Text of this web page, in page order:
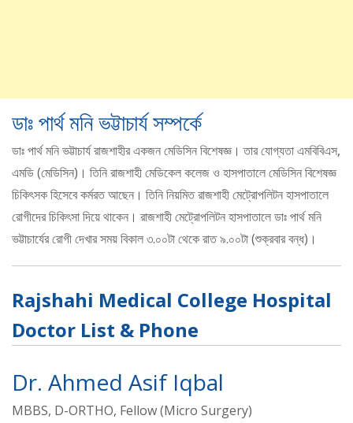
ডাঃ পার্থ মনি ভট্টাচার্য সম্পর্কে
ডাঃ পার্থ মনি ভট্টাচার্য রাজশাহীর একজন মেডিসিন বিশেষজ্ঞ। তার যোগ্যতা এমবিবিএস,
এমডি (মেডিসিন)। তিনি রাজশাহী মেডিকেল কলেজ ও হাসপাতালে মেডিসিন বিশেষজ্ঞ
চিকিৎসক হিসেবে কর্মরত আছেন। তিনি নিয়মিত রাজশাহী মেট্রোপলিটন হাসপাতালে
রোগীদের চিকিৎসা দিয়ে থাকেন। রাজশাহী মেট্রোপলিটন হাসপাতালে ডাঃ পার্থ মনি
ভট্টাচার্যের রোগী দেখার সময় বিকাল ৩.০০টা থেকে রাত ৯.০০টা (শুক্রবার বন্ধ)।
Rajshahi Medical College Hospital
Doctor List & Phone
Dr. Ahmed Asif Iqbal
MBBS, D-ORTHO, Fellow (Micro Surgery)